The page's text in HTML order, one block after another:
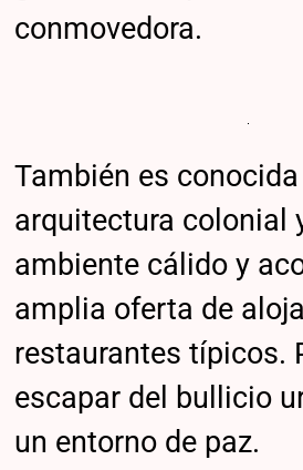
conmovedora.
También es
arquitectura colonial
ambiente cálido y
amplia oferta de
restaurantes típicos.
escapar del bullicio
un entorno de paz.